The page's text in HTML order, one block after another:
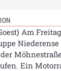
Am
Ein